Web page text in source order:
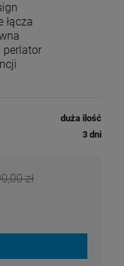
łącza
perlator
duża ilość
3 dni
zł